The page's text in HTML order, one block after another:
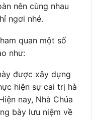
nên cùng nhau
ngơi nhé.
quan một số
như:
được xây dựng
hiện sự cai trị hà
nay, Nhà Chúa
bày lưu niệm về